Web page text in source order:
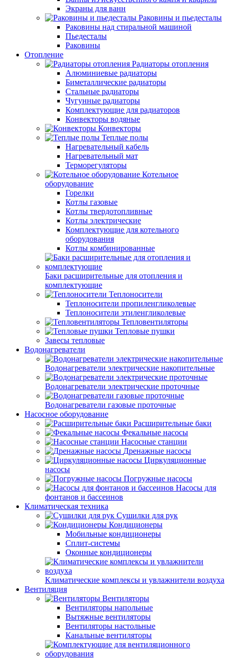
Экраны для ванн
Раковины и пьедесталы
Раковины над стиральной машиной
Пьедесталы
Раковины
Отопление
Радиаторы отопления
Алюминиевые радиаторы
Биметаллические радиаторы
Стальные радиаторы
Чугунные радиаторы
Комплектующие для радиаторов
Конвекторы водяные
Конвекторы
Теплые полы
Нагревательный кабель
Нагревательный мат
Терморегуляторы
Котельное
оборудование
Горелки
Котлы газовые
Котлы твердотопливные
Котлы электрические
Комплектующие для котельного
оборудования
Котлы комбинированные
Баки расширительные для отопления и
комплектующие
Теплоносители
Теплоносители пропиленгликолевые
Теплоносители этиленгликолевые
Тепловентиляторы
Тепловые пушки
Завесы тепловые
Водонагреватели
Водонагреватели электрические накопительные
Водонагреватели электрические проточные
Водонагреватели газовые проточные
Насосное оборудование
Расширительные баки
Фекальные насосы
Насосные станции
Дренажные насосы
Циркуляционные
насосы
Погружные насосы
Насосы для
фонтанов и бассеинов
Климатическая техника
Сушилки для рук
Кондиционеры
Мобильные кондиционеры
Сплит-системы
Оконные кондиционеры
Климатические комплексы и увлажнители воздуха
Вентиляция
Вентиляторы
Вентиляторы напольные
Вытяжные вентиляторы
Вентиляторы настольные
Канальные вентиляторы